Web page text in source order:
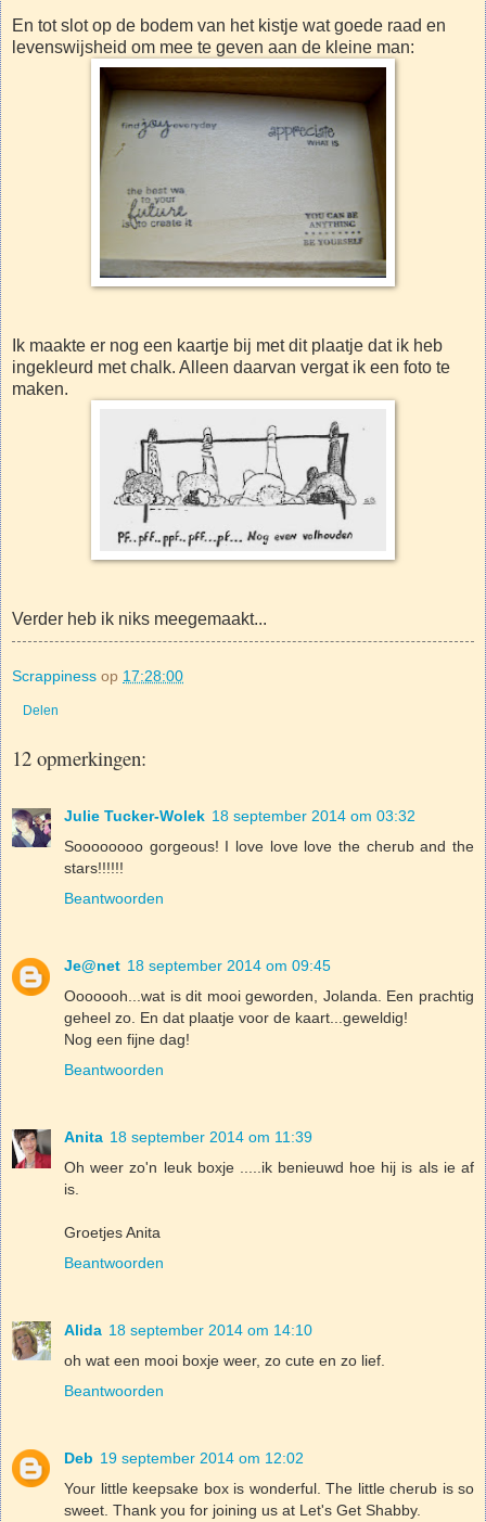
En tot slot op de bodem van het kistje wat goede raad en
levenswijsheid om mee te geven aan de kleine man:
Ik maakte er nog een kaartje bij met dit plaatje dat ik heb
ingekleurd met chalk. Alleen daarvan vergat ik een foto te
maken.
Verder heb ik niks meegemaakt...
Scrappiness op 17:28:00
Delen
12 opmerkingen:
Julie Tucker-Wolek 18 september 2014 om 03:32
Soooooooo gorgeous! I love love love the cherub and the
stars!!!!!!
Beantwoorden
Je@net 18 september 2014 om 09:45
Ooooooh...wat is dit mooi geworden, Jolanda. Een prachtig
geheel zo. En dat plaatje voor de kaart...geweldig!
Nog een fijne dag!
Beantwoorden
Anita 18 september 2014 om 11:39
Oh weer zo'n leuk boxje .....ik benieuwd hoe hij is als ie af
is.
Groetjes Anita
Beantwoorden
Alida 18 september 2014 om 14:10
oh wat een mooi boxje weer, zo cute en zo lief.
Beantwoorden
Deb 19 september 2014 om 12:02
Your little keepsake box is wonderful. The little cherub is so
sweet. Thank you for joining us at Let's Get Shabby.